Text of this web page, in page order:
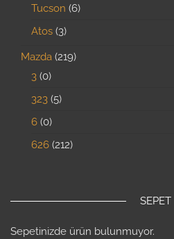
Tucson 6
Atos 3
Mazda 219
3 0
323 5
6 0
626 212
SEPET
Sepetinizde ürün bulunmuyor.